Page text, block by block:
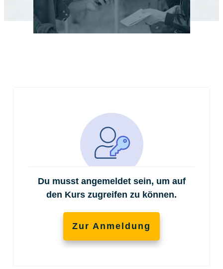
Du musst angemeldet sein, um auf
den Kurs zugreifen zu können.
Zur Anmeldung